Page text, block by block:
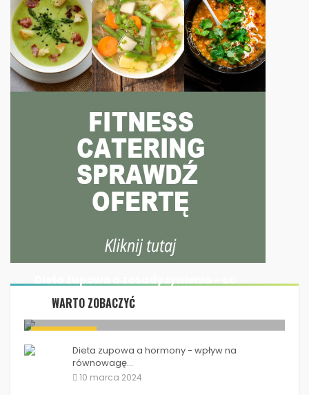
WARTO ZOBACZYĆ
DIETA ZUPOWA
warto...
24 września 2023
Dieta zupowa a zasady żywienia - co warto...
Dieta zupowa a hormony - wpływ na
równowagę...
10 marca 2024